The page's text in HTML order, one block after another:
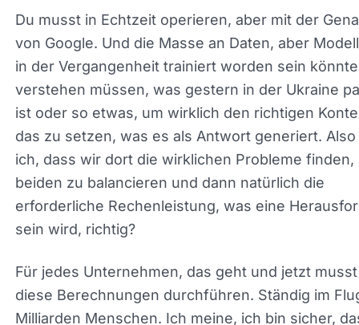
haben, es nicht richtig ist. Viel. Also ist es, es ist
um, weißt du, eine andere Sache zu tun. Wir
darüber in Bezug auf Microsoft sprechen. Aber
Google erreichen muss, bezieht sich auf die
Und es ist im Grunde genommen, diese 2 Dinge
Du musst in Echtzeit operieren, aber mit der
Genauigkeit von Google. Und die Masse an
Modelle, die in der Vergangenheit trainiert
könnten, aber verstehen müssen, was gestern in
Ukraine passiert ist oder so etwas, um wirklich
richtigen Kontext in das zu setzen, was es als
generiert. Also denke ich, dass wir dort die